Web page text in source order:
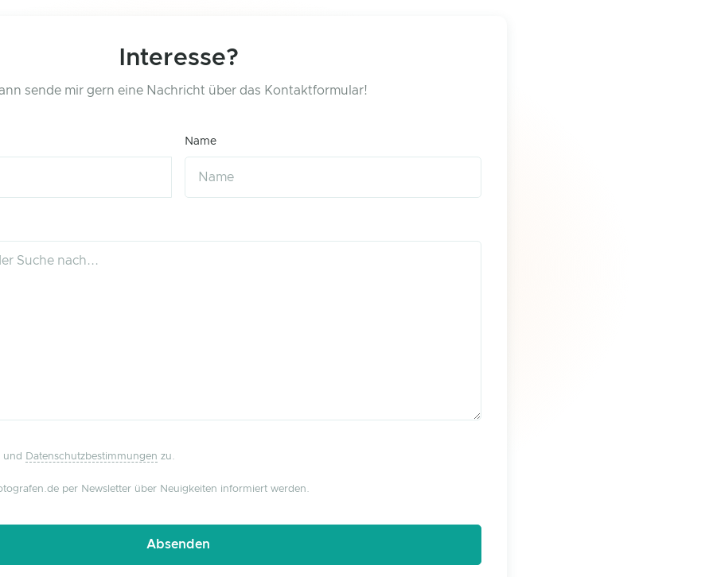
Interesse?
sende mir gern eine Nachricht über das Kontaktformular!
Name
und Datenschutzbestimmungen zu.
per Newsletter über Neuigkeiten informiert werden.